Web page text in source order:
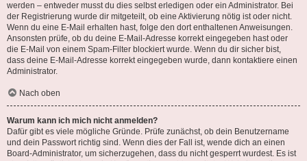
werden – entweder musst du dies selbst erledigen oder ein Administrator. Bei
der Registrierung wurde dir mitgeteilt, ob eine Aktivierung nötig ist oder nicht.
Wenn du eine E-Mail erhalten hast, folge den dort enthaltenen Anweisungen.
Ansonsten prüfe, ob du deine E-Mail-Adresse korrekt eingegeben hast oder
die E-Mail von einem Spam-Filter blockiert wurde. Wenn du dir sicher bist,
dass deine E-Mail-Adresse korrekt eingegeben wurde, dann kontaktiere einen
Administrator.
Nach oben
Warum kann ich mich nicht anmelden?
Dafür gibt es viele mögliche Gründe. Prüfe zunächst, ob dein Benutzername
und dein Passwort richtig sind. Wenn dies der Fall ist, wende dich an einen
Board-Administrator, um sicherzugehen, dass du nicht gesperrt wurdest. Es ist